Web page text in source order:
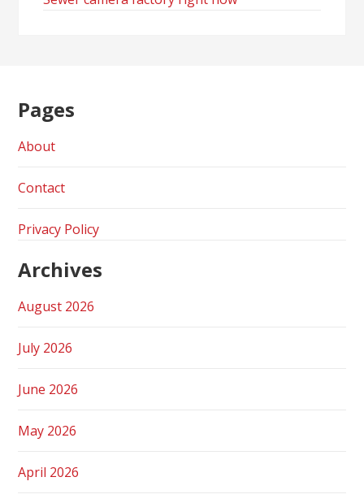
Pages
About
Contact
Privacy Policy
Archives
August 2026
July 2026
June 2026
May 2026
April 2026